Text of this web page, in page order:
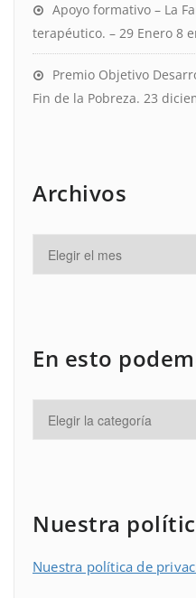
Apoyo formativo – La
terapéutico. – 29 Enero 8
Premio Objetivo
Fin de la Pobreza. 23
Archivos
En esto
Nuestra
Nuestra política de